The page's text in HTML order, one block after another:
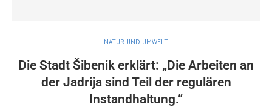
NATUR UND UMWELT
Die Stadt Šibenik erklärt: „Die Arbeiten an
der Jadrija sind Teil der regulären
Instandhaltung.“